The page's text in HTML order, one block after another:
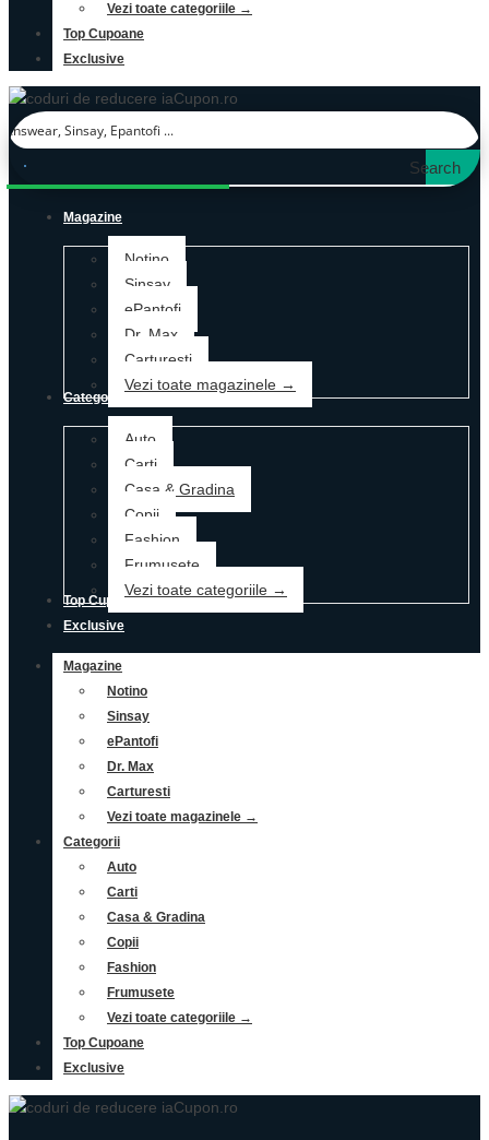
Vezi toate categoriile →
Top Cupoane
Exclusive
Search
Magazine
Notino
Sinsay
ePantofi
Dr. Max
Carturesti
Vezi toate magazinele →
Categorii
Auto
Carti
Casa & Gradina
Copii
Fashion
Frumusete
Vezi toate categoriile →
Top Cupoane
Exclusive
Magazine
Notino
Sinsay
ePantofi
Dr. Max
Carturesti
Vezi toate magazinele →
Categorii
Auto
Carti
Casa & Gradina
Copii
Fashion
Frumusete
Vezi toate categoriile →
Top Cupoane
Exclusive